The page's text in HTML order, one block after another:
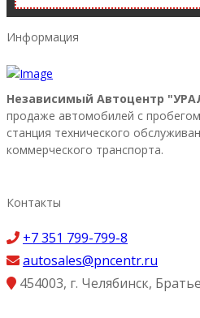
Информация
Независимый Автоцентр
продаже автомобилей с
станция технического
коммерческого транспорта.
Контакты
+7 351 799-799-8
autosales@pncentr.ru
454003, г. Челябинск,